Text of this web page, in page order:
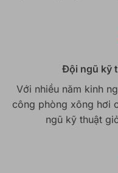
Đội ngũ kỹ
Với nhiều năm kinh
công phòng xông hơi
ngũ kỹ thuật